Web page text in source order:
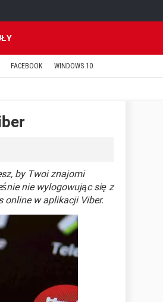
FACEBOOK WINDOWS 10
by Twoi znajomi
nie wylogowując się z
online w aplikacji Viber.